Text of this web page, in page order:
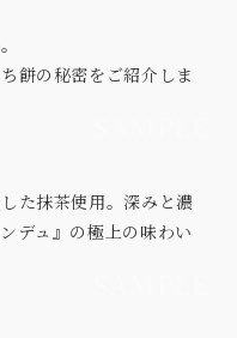
餅の秘密をご紹介しま
た抹茶使用。深みと濃
デュ』の極上の味わい